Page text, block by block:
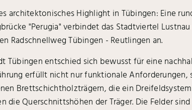
architektonisches Highlight in Tübingen: Eine
"Perugia" verbindet das Stadtviertel
Radschnellweg Tübingen - Reutlingen an.
Tübingen entschied sich bewusst für eine
erfüllt nicht nur funktionale
Brettschichtholzträgern, die ein
die Querschnittshöhen der Träger. Die Felder